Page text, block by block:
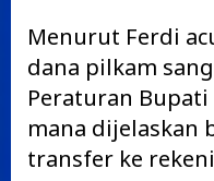
Menurut Ferdi
dana pilkam
Peraturan Bupati
mana dijelaskan
transfer ke